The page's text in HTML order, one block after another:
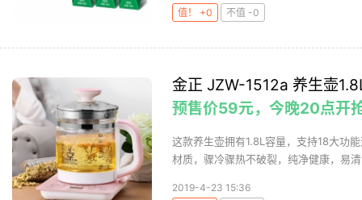
值！ +0
不值 -0
金正 JZW-1512a 养生壶
预售价59元，今晚20点开
这款养生壶拥有1.8L容量，支持18大功
材质，骤冷骤热不破裂，纯净健康，易
2019-4-23 15:36